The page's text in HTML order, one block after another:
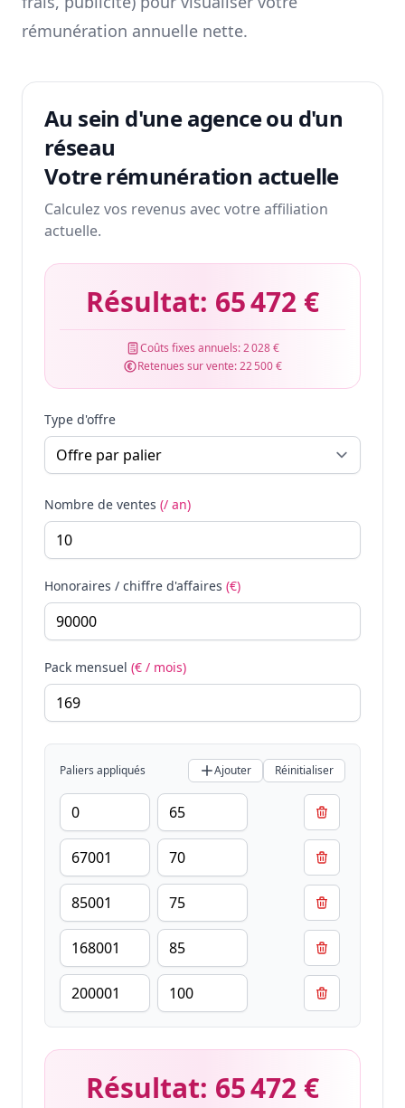
rémunération annuelle nette.
Au sein d'une agence ou d'un
réseau
Votre rémunération actuelle
Calculez vos revenus avec votre affiliation
actuelle.
Résultat: 65 472 €
Coûts fixes annuels:2 028 €
Retenues sur vente:22 500 €
Type d'offre
Nombre de ventes (/ an)
Honoraires / chiffre d'affaires (€)
Pack mensuel (€ / mois)
Paliers appliqués Ajouter Réinitialiser
Résultat: 65 472 €